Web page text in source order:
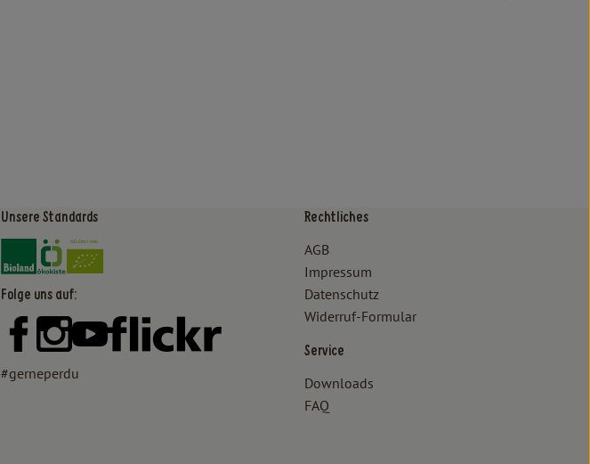
Unsere Standards
Externer Link zu https://www.bioland.de/verbraucher
Externer Link zu https://www.oekokiste.de/
Folge uns auf:
Externer Link zu https://www.facebook.com/lammertzhof/
Externer Link zu https://www.instagram.com/lammertzhof/
Externer Link zu https://www.youtube.com/channel/
Externer Link zu https://www.flickr.com/photos/
#gerneperdu
Rechtliches
AGB
Impressum
Datenschutz
Widerruf-Formular
Service
Downloads
FAQ